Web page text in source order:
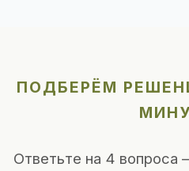
ПОДБЕРЁМ
Ответьте на 4